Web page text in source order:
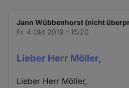
Jann Wübbenhorst (nicht
Fr. 4 Okt 2019 - 15:20
Lieber Herr Möller,
Lieber Herr Möller,